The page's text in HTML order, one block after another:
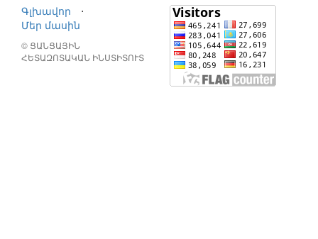
Գլխավոր
⋅
Մեր մասին
© ՑԱՆՑԱՅԻՆ
ՀԵՏԱԶՈՏԱԿԱՆ ԻՆՍՏԻՏՈՒՏ